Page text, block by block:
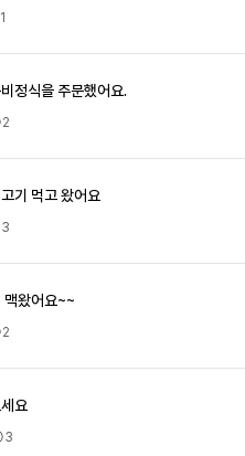
1
정식을 주문했어요.
2
기 먹고 왔어요
3
맥왔어요~~
2
요
3